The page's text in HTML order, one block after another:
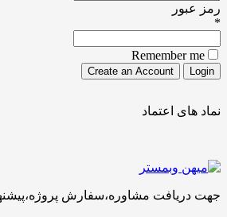
رمز عبور
*
Remember me
نماد های اعتماد
جهت دریافت مشاوره،سفارش پروژه،پیشنهاد یا انتقاد از تیم